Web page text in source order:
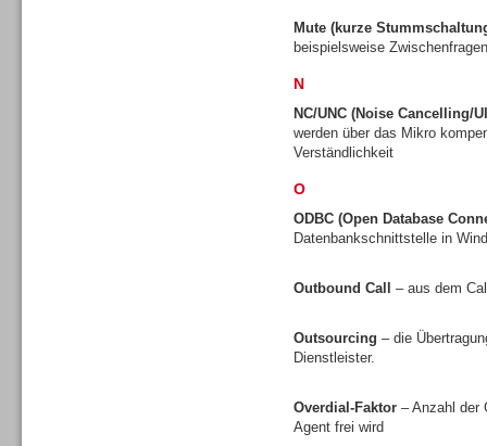
Mute (kurze
beispielsweise
N
NC/UNC (Noise Cancelling/
werden über das Mikro
Verständlichkeit
O
ODBC (Open Database
Datenbankschnittstelle in
Outbound Call – aus dem
Outsourcing – die
Dienstleister.
Overdial-Faktor – Anzahl der
Agent frei wird